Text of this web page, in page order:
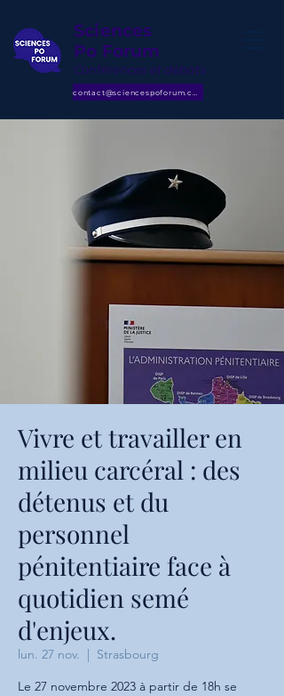
Sciences
Po Forum
Conférences et débats
Vivre et travailler en
milieu carcéral : des
détenus et du
personnel
pénitentiaire face à
quotidien semé
d'enjeux.
lun. 27 nov.
  |
Strasbourg
Le 27 novembre 2023 à partir de 18h se